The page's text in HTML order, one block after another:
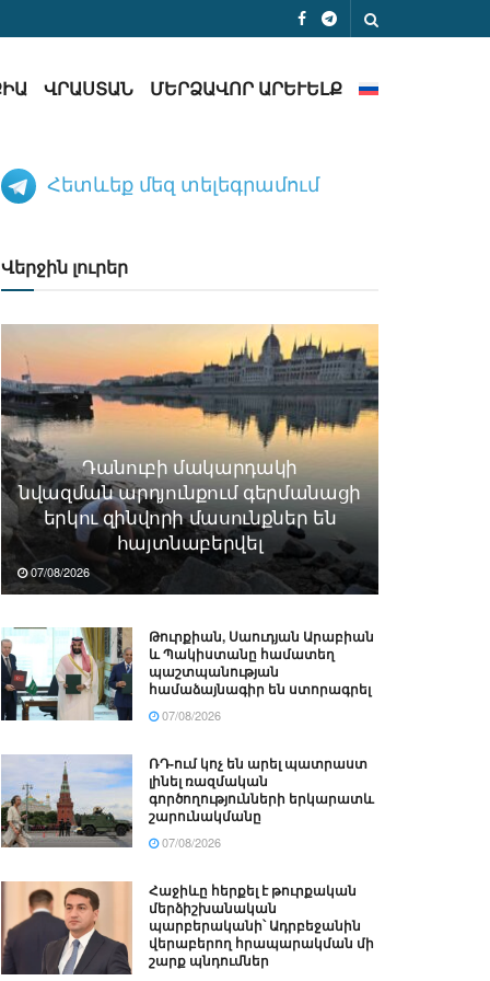
ՎՐԱՍՏԱՆ ՄԵՐՁԱՎՈՐ ԱՐԵՒԵԼՔ
Հետևեք մեզ տելեգրամում
Վերջին լուրեր
Դանուբի մակարդակի
նվազման արդյունքում գերմանացի
երկու զինվորի մասունքներ են
հայտնաբերվել
07/08/2026
Թուրքիան, Սաուդյան Արաբիան
և Պակիստանը համատեղ
պաշտպանության
համաձայնագիր են ստորագրել
07/08/2026
ՌԴ-ում կոչ են արել պատրաստ
լինել ռազմական
գործողությունների երկարատև
շարունակմանը
07/08/2026
Հաջիևը հերքել է թուրքական
մերձիշխանական
պարբերականի՝ Ադրբեջանին
վերաբերող հրապարակման մի
շարք պնդումներ